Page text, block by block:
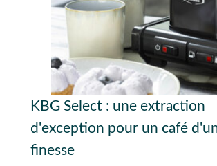
KBG Select : une extraction
d'exception pour un café
finesse